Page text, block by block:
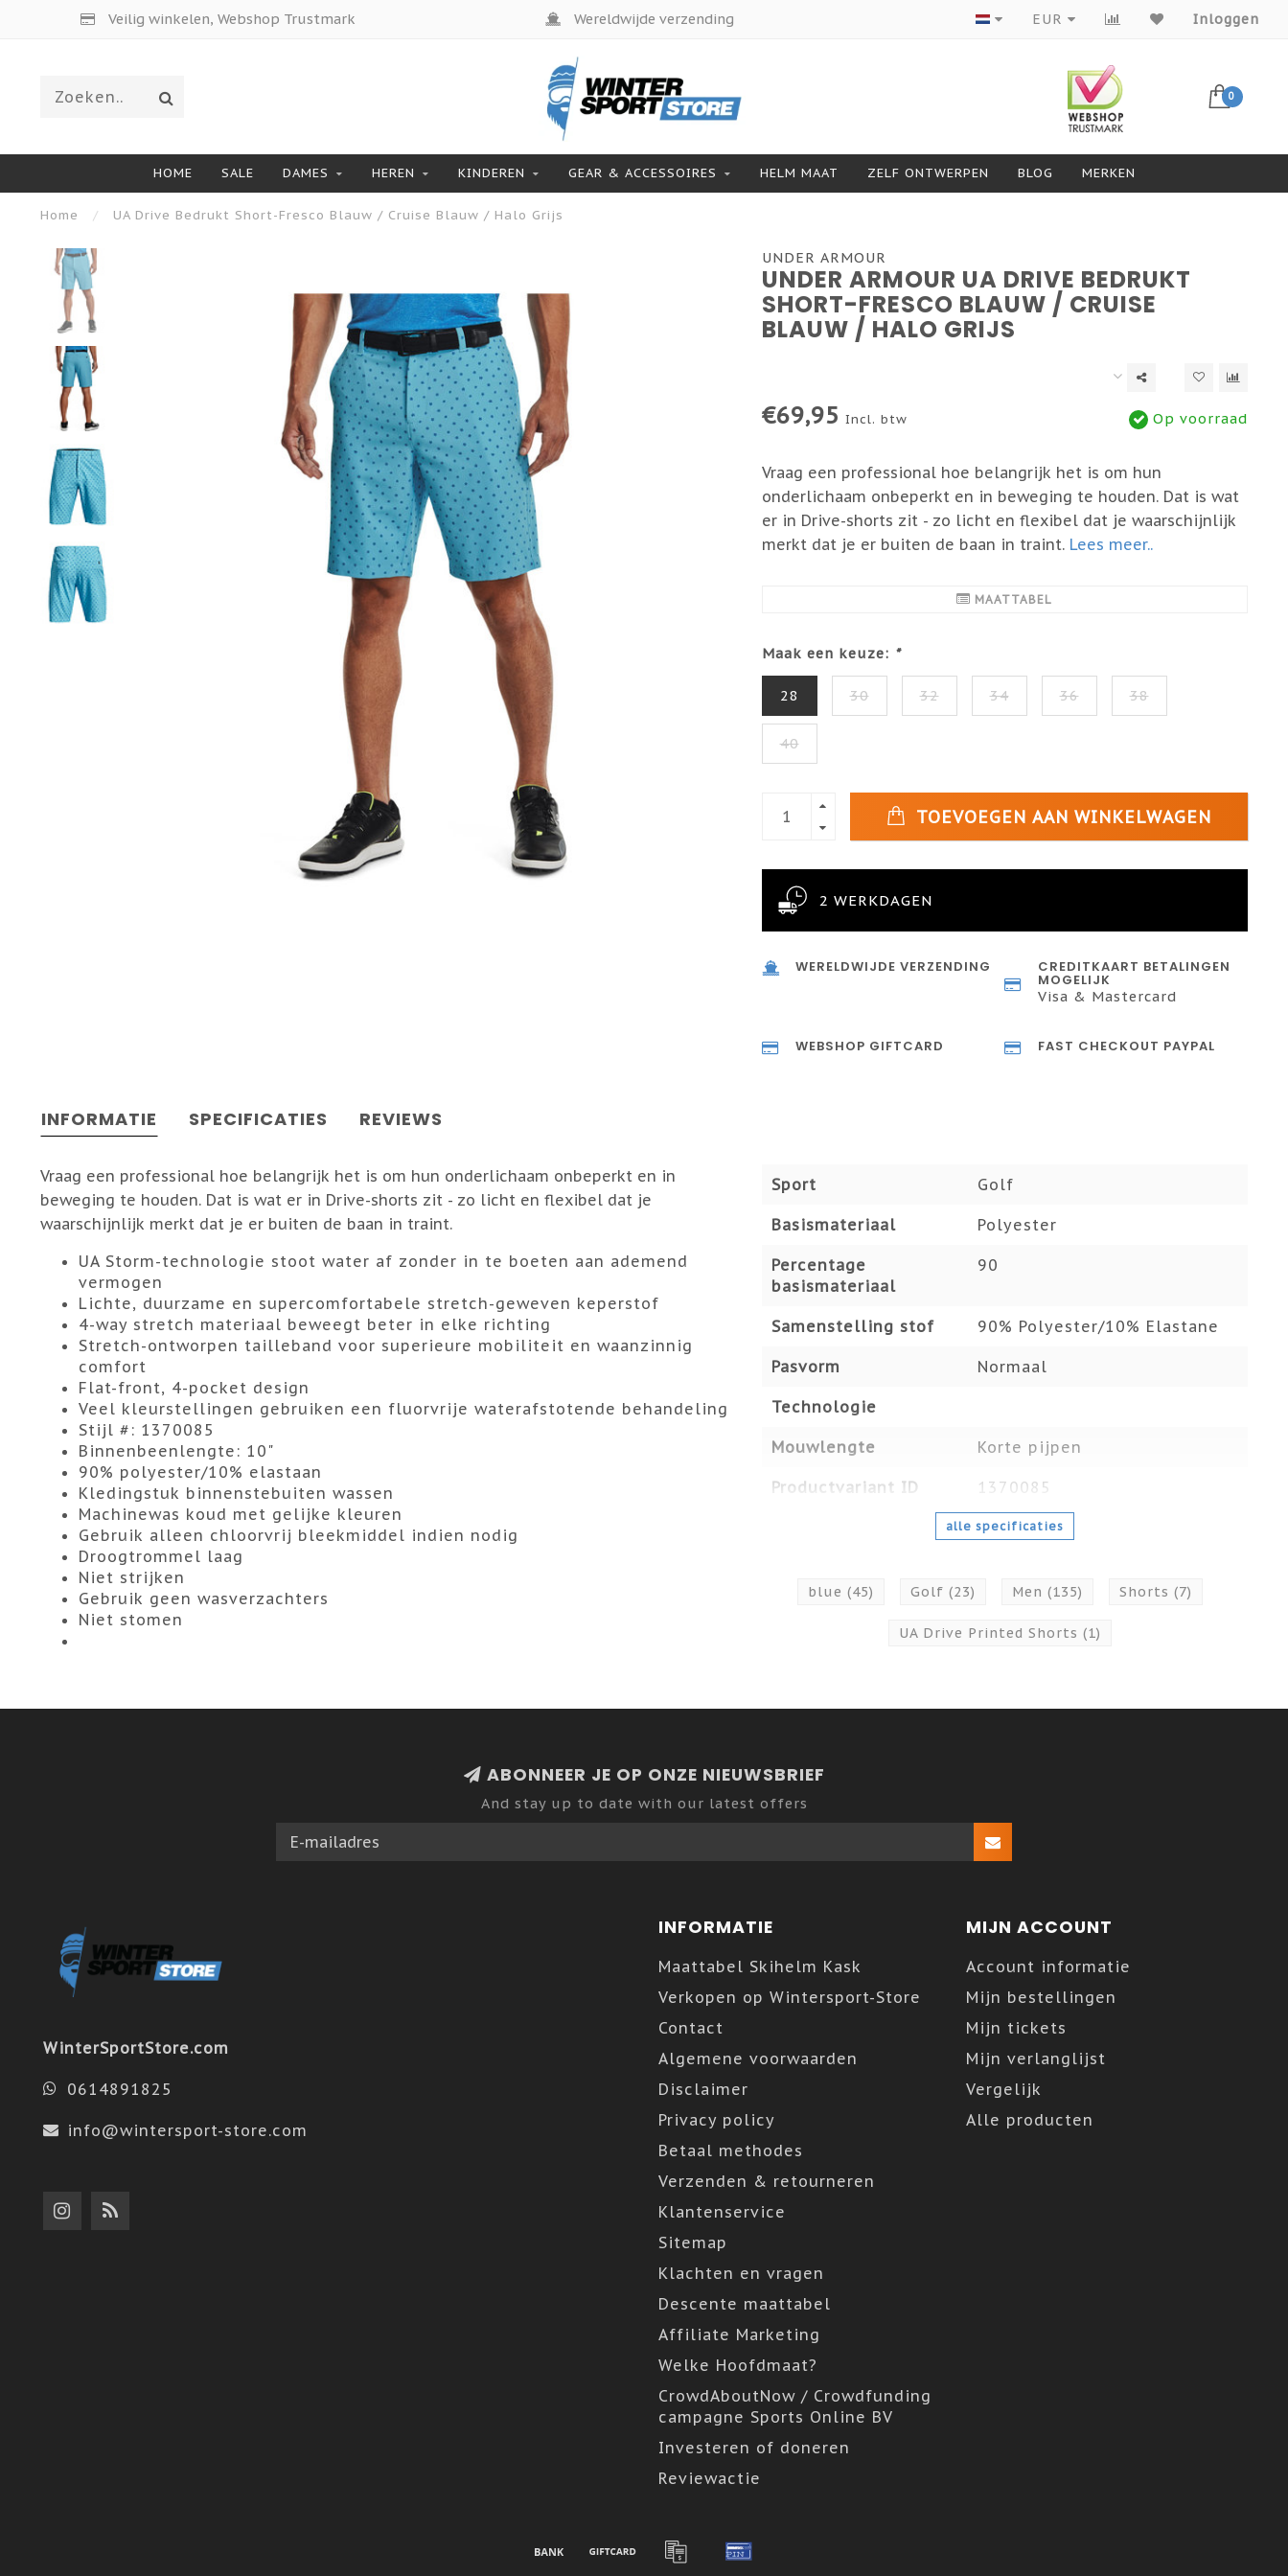
Veilig winkelen, Webshop Trustmark Wereldwijde verzending Producten van topmerken
EUR Inloggen
0
HOME SALE DAMES HEREN KINDEREN GEAR & ACCESSOIRES HELM MAAT ZELF ONTWERPEN BLOG MERKEN
Home / UA Drive Bedrukt Short-Fresco Blauw / Cruise Blauw / Halo Grijs
UNDER ARMOUR
UNDER ARMOUR UA DRIVE BEDRUKT
SHORT-FRESCO BLAUW / CRUISE
BLAUW / HALO GRIJS
€69,95 Incl. btw Op voorraad
Vraag een professional hoe belangrijk het is om hun
onderlichaam onbeperkt en in beweging te houden. Dat is wat
er in Drive-shorts zit - zo licht en flexibel dat je waarschijnlijk
merkt dat je er buiten de baan in traint. Lees meer..
MAATTABEL
Maak een keuze: *
28 30 32 34 36 38
40
TOEVOEGEN AAN WINKELWAGEN
2 WERKDAGEN
WERELDWIJDE VERZENDING CREDITKAART BETALINGEN
MOGELIJK
Visa & Mastercard
WEBSHOP GIFTCARD FAST CHECKOUT PAYPAL
INFORMATIE SPECIFICATIES REVIEWS
Vraag een professional hoe belangrijk het is om hun onderlichaam onbeperkt en in
beweging te houden. Dat is wat er in Drive-shorts zit - zo licht en flexibel dat je
waarschijnlijk merkt dat je er buiten de baan in traint.
UA Storm-technologie stoot water af zonder in te boeten aan ademend
vermogen
Lichte, duurzame en supercomfortabele stretch-geweven keperstof
4-way stretch materiaal beweegt beter in elke richting
Stretch-ontworpen tailleband voor superieure mobiliteit en waanzinnig
comfort
Flat-front, 4-pocket design
Veel kleurstellingen gebruiken een fluorvrije waterafstotende behandeling
Stijl #: 1370085
Binnenbeenlengte: 10"
90% polyester/10% elastaan
Kledingstuk binnenstebuiten wassen
Machinewas koud met gelijke kleuren
Gebruik alleen chloorvrij bleekmiddel indien nodig
Droogtrommel laag
Niet strijken
Gebruik geen wasverzachters
Niet stomen
Sport Golf
Basismateriaal Polyester
Percentage
basismateriaal
90
Samenstelling stof 90% Polyester/10% Elastane
Pasvorm Normaal
Technologie
Mouwlengte Korte pijpen
Productvariant ID 1370085
alle specificaties
blue (45) Golf (23) Men (135) Shorts (7)
UA Drive Printed Shorts (1)
ABONNEER JE OP ONZE NIEUWSBRIEF
And stay up to date with our latest offers
WinterSportStore.com
0614891825
info@wintersport-store.com
INFORMATIE
Maattabel Skihelm Kask
Verkopen op Wintersport-Store
Contact
Algemene voorwaarden
Disclaimer
Privacy policy
Betaal methodes
Verzenden & retourneren
Klantenservice
Sitemap
Klachten en vragen
Descente maattabel
Affiliate Marketing
Welke Hoofdmaat?
CrowdAboutNow / Crowdfunding
campagne Sports Online BV
Investeren of doneren
Reviewactie
MIJN ACCOUNT
Account informatie
Mijn bestellingen
Mijn tickets
Mijn verlanglijst
Vergelijk
Alle producten